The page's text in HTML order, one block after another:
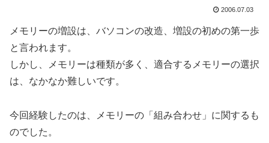
2006.07.03
メモリーの増設は、バソコンの改造、増設の初めの第一歩
と言われます。
しかし、メモリーは種類が多く、適合するメモリーの選択
は、なかなか難しいです。
今回経験したのは、メモリーの「組み合わせ」に関するも
のでした。